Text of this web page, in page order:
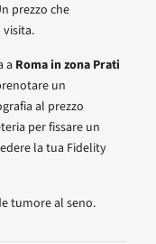
prezzo che
a Roma in zona Prati
un
al prezzo
per fissare un
la tua Fidelity
tumore al seno.